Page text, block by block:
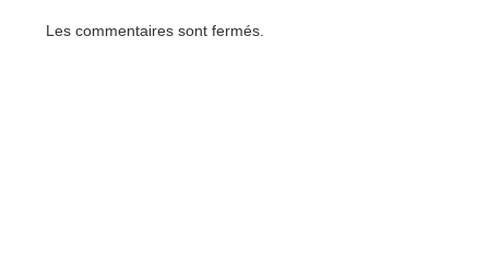
Les commentaires sont fermés.